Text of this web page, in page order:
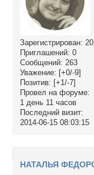
Зарегистрирован:
Приглашений: 0
Сообщений: 263
Уважение: [+0/-9]
Позитив: [+1/-7]
Провел на форуме:
1 день 11 часов
Последний визит:
2014-06-15 08:03:15
НАТАЛЬЯ